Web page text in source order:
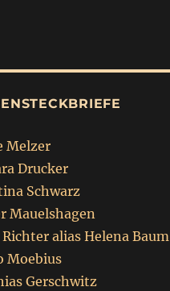
Melzer
Drucker
Schwarz
Mauelshagen
Richter alias Helena Baum
Moebius
Gerschwitz